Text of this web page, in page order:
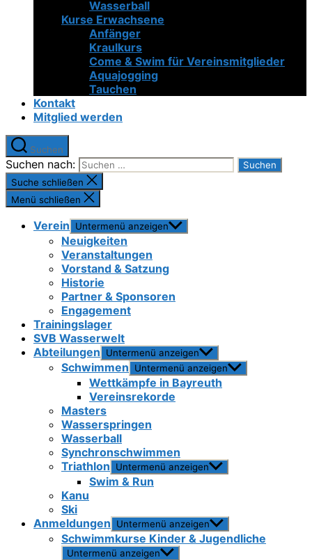
Wasserball
Kurse Erwachsene
Anfänger
Kraulkurs
Come & Swim für Vereinsmitglieder
Aquajogging
Tauchen
Kontakt
Mitglied werden
Suchen
Suchen nach:
Suche schließen
Menü schließen
Verein Untermenü anzeigen
Neuigkeiten
Veranstaltungen
Vorstand & Satzung
Historie
Partner & Sponsoren
Engagement
Trainingslager
SVB Wasserwelt
Abteilungen
Untermenü anzeigen
Schwimmen Untermenü anzeigen
Wettkämpfe in Bayreuth
Vereinsrekorde
Masters
Wasserspringen
Wasserball
Synchronschwimmen
Triathlon
Untermenü anzeigen
Swim & Run
Kanu
Ski
Anmeldungen
Untermenü anzeigen
Schwimmkurse Kinder & Jugendliche
Untermenü anzeigen